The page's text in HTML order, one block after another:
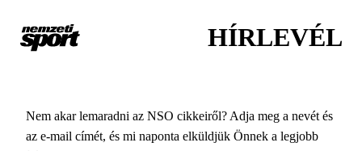
HÍRLEVÉL
Nem akar lemaradni az NSO cikkeiről? Adja meg a nevét és
az e-mail címét, és mi naponta elküldjük Önnek a legjobb